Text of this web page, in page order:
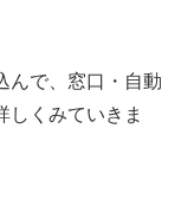
んで、窓口・自動
しくみていきま